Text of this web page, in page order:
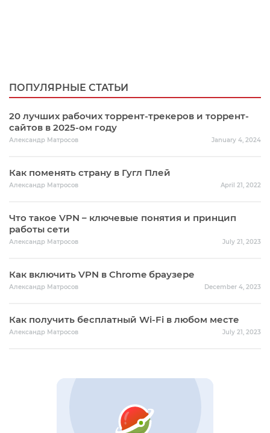
ПОПУЛЯРНЫЕ СТАТЬИ
20 лучших рабочих торрент-трекеров и торрент-
сайтов в 2025-ом году
Александр Матросов January 4, 2024
Как поменять страну в Гугл Плей
Александр Матросов April 21, 2022
Что такое VPN – ключевые понятия и принцип
работы сети
Александр Матросов July 21, 2023
Как включить VPN в Chrome браузере
Александр Матросов December 4, 2023
Как получить бесплатный Wi-Fi в любом месте
Александр Матросов July 21, 2023